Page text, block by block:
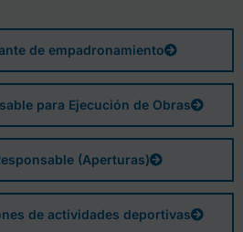
de empadronamiento
para Ejecución de Obras
(Aperturas)
de actividades deportivas